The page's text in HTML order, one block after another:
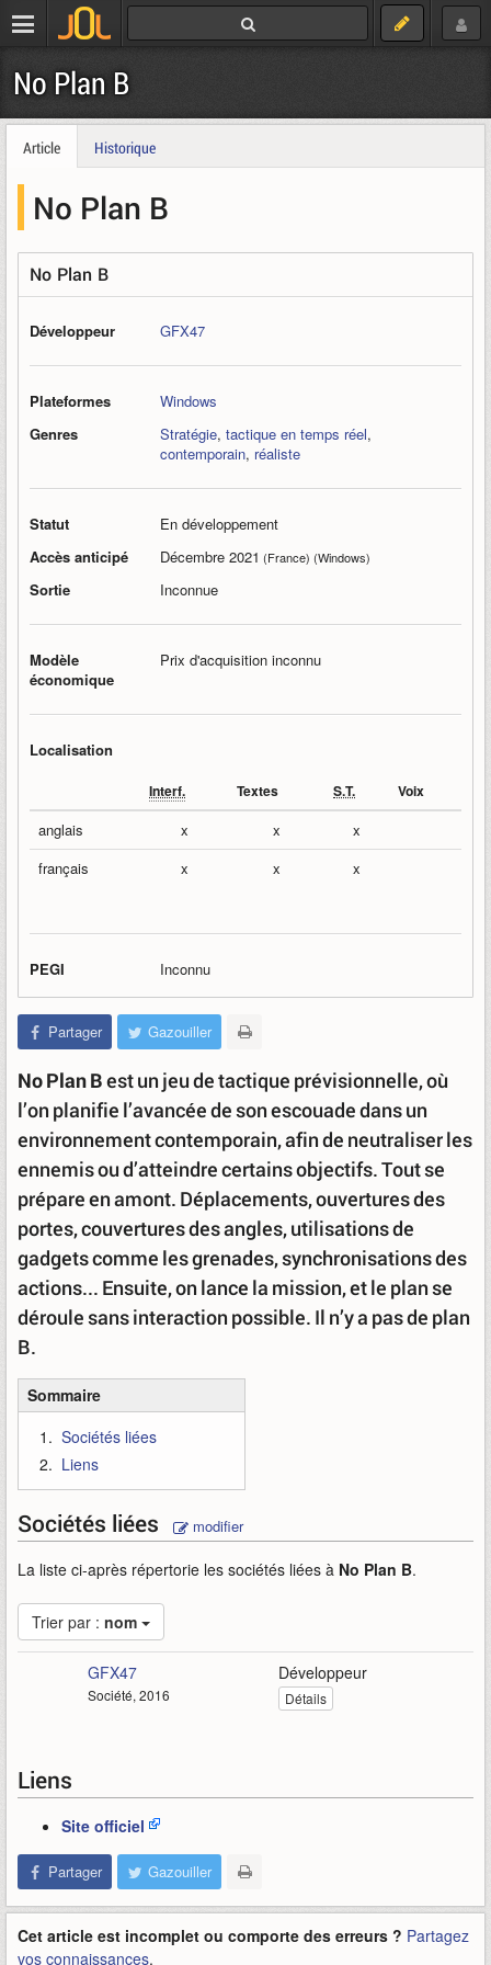
No Plan B
Article Historique
No Plan B
No Plan B
Développeur GFX47
Plateformes
Windows
Genres
Stratégie, tactique en temps réel,
contemporain, réaliste
Statut
En développement
Accès anticipé
Décembre 2021 (France) (Windows)
Sortie Inconnue
Modèle
économique
Prix d'acquisition inconnu
Localisation
Interf. Textes S.T. Voix
anglais x x
x
français
x x x
PEGI Inconnu
Partager Gazouiller
No Plan Best un jeu de tactique prévisionnelle, où
l’on planifie l’avancée de son escouade dans un
environnement contemporain, afin de neutraliser les
ennemis ou d’atteindre certains objectifs. Tout se
prépare en amont. Déplacements, ouvertures des
portes, couvertures des angles, utilisations de
gadgets comme les grenades, synchronisations des
actions... Ensuite, on lance la mission, et le plan se
déroule sans interaction possible. Il n’y a pas de plan
B.
Sommaire
Sociétés liées
Liens
Sociétés liées modifier
La liste ci-après répertorie les sociétés liées à No Plan B.
Trier par : nom
GFX47
Société, 2016
Développeur
Détails
Liens
Site officiel
Partager Gazouiller
Cet article est incomplet ou comporte des erreurs ? Partagez
vos connaissances.